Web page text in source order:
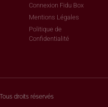
Connexion Fidu Box
Mentions Légales
Politique de
Confidentialité
droits réservés